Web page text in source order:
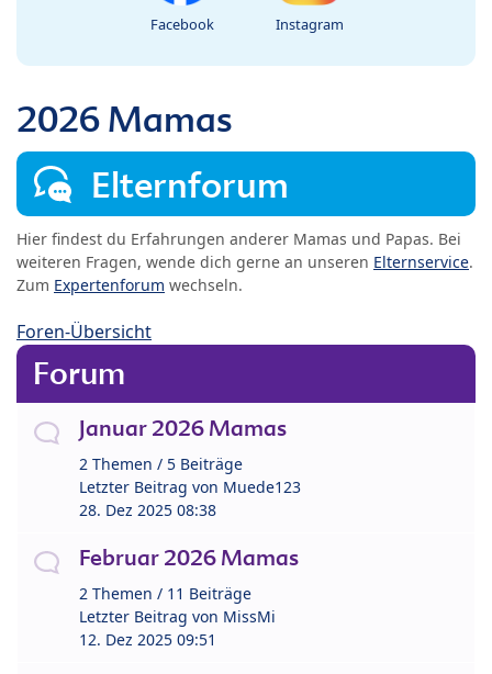
Facebook Instagram
2026 Mamas
Elternforum
Hier findest du Erfahrungen anderer Mamas und Papas. Bei
weiteren Fragen, wende dich gerne an unseren Elternservice.
Zum Expertenforum wechseln.
Foren-Übersicht
Forum
Januar 2026 Mamas
2 Themen / 5 Beiträge
Letzter Beitrag von Muede123
28. Dez 2025 08:38
Februar 2026 Mamas
2 Themen / 11 Beiträge
Letzter Beitrag von MissMi
12. Dez 2025 09:51